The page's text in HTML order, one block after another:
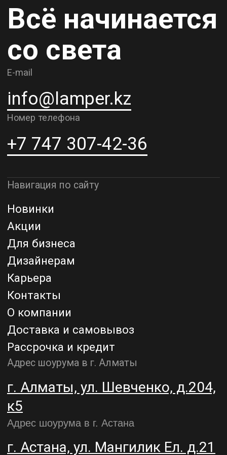
Контакты
О компании
Рассрочка и кредит
к5
Адрес шоурума в г. Астана
г. Астана, ул. Мангилик Ел. д.21
Благодарим за внимание к Lamper.kz.
До встречи в ваших будущих
Политика конфиденциальности